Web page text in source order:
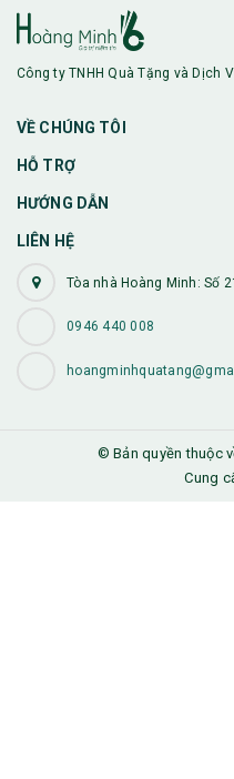
Công ty TNHH Quà Tặng và Dịch
VỀ CHÚNG TÔI
HỖ TRỢ
HƯỚNG DẪN
LIÊN HỆ
Tòa nhà Hoàng Minh: Số
0946 440 008
© Bản quyền thuộc
Cung